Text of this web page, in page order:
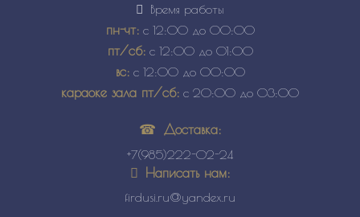
Время работы
пн-чт:с 12:00 до 00:00
пт/сб:с 12:00 до 01:00
вс:с 12:00 до 00:00
караоке зала пт/сб: с 20:00 до 03:00
Доставка:
+7(985)222-02-24
Написать нам:
firdusi.ru@yandex.ru